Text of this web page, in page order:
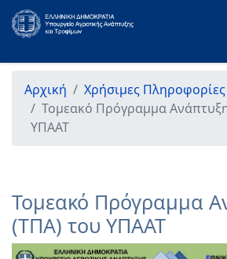
Αρχική
Χρήσιμες Πληροφορίες
Τομεακό Πρόγραμμα
ΥΠΑΑΤ
Τομεακό Πρόγραμμα
(ΤΠΑ) του ΥΠΑΑΤ